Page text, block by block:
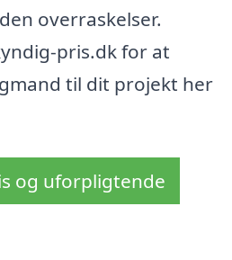
overraskelser.
pris.dk for at
til dit projekt her
og uforpligtende